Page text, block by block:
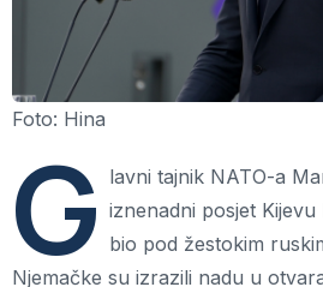
Foto: Hina
G lavni tajnik NATO-a
iznenadni posjet
bio pod žestokim
Njemačke su izrazili nadu u